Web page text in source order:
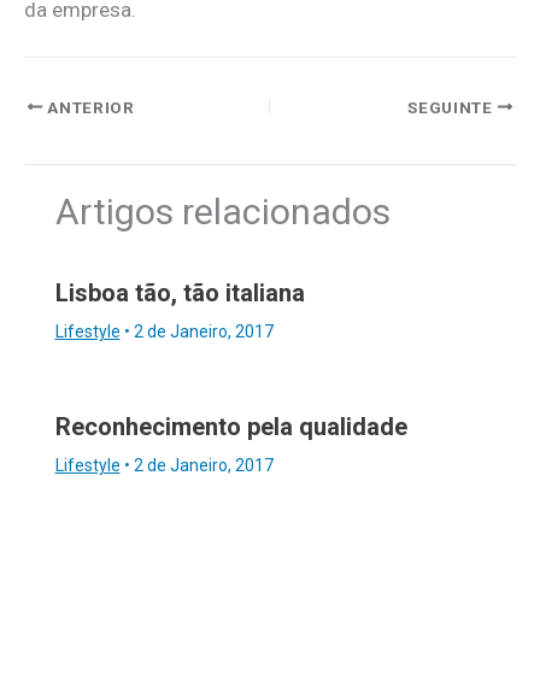
da empresa.
ANTERIOR SEGUINTE
Artigos relacionados
Lisboa tão, tão italiana
Lifestyle • 2 de Janeiro, 2017
Reconhecimento pela qualidade
Lifestyle • 2 de Janeiro, 2017